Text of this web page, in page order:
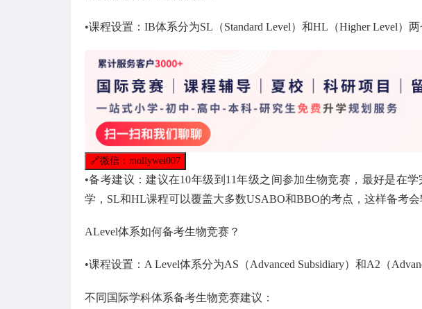
•课程设置：IB体系分为SL（Standard Level）和HL（Higher Level）两
🔗微信：mollywei007
•备考建议：建议在10年级到11年级之间参加生物竞赛，最好是在
学，SL和HL课程可以覆盖大多数USABO和BBO的考点，这样备考
ALevel体系如何备考生物竞赛？
•课程设置：A Level体系分为AS（Advanced Subsidiary）和A2（
不同国际学科体系备考生物竞赛建议：